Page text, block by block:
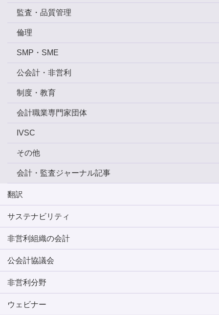
監査・品質管理
倫理
SMP・SME
公会計・非営利
制度・教育
会計職業専門家団体
IVSC
その他
会計・監査ジャーナル記事
翻訳
サステナビリティ
非営利組織の会計
公会計協議会
非営利分野
ウェビナー